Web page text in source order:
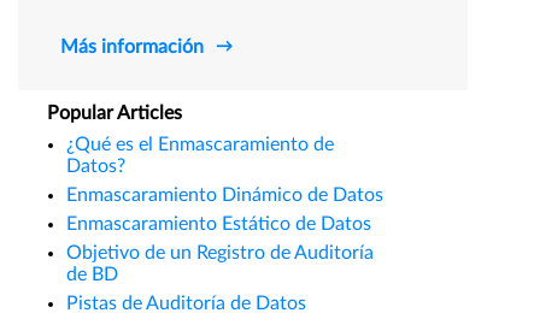
Más información
Popular Articles
¿Qué es el Enmascaramiento de
Datos?
Enmascaramiento Dinámico de Datos
Enmascaramiento Estático de Datos
Objetivo de un Registro de Auditoría
de BD
Pistas de Auditoría de Datos